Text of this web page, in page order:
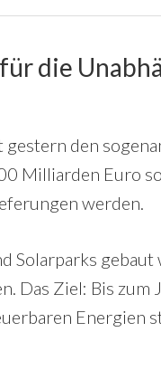
die
den
Milliarden Euro
werden.
Solarparks gebaut
Das Ziel: Bis zum
Energien